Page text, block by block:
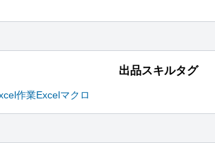
出品スキルタグ
作業Excelマクロ